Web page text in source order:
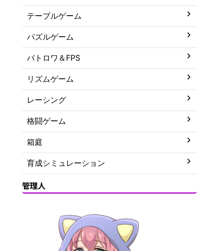
テーブルゲーム
パズルゲーム
バトロワ＆FPS
リズムゲーム
レーシング
格闘ゲーム
箱庭
育成シミュレーション
管理人